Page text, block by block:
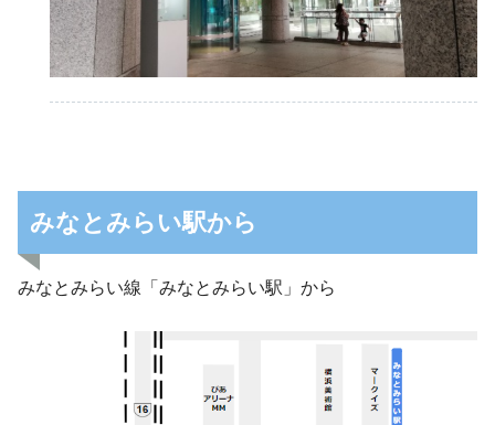
みなとみらい駅から
みなとみらい線「みなとみらい駅」から